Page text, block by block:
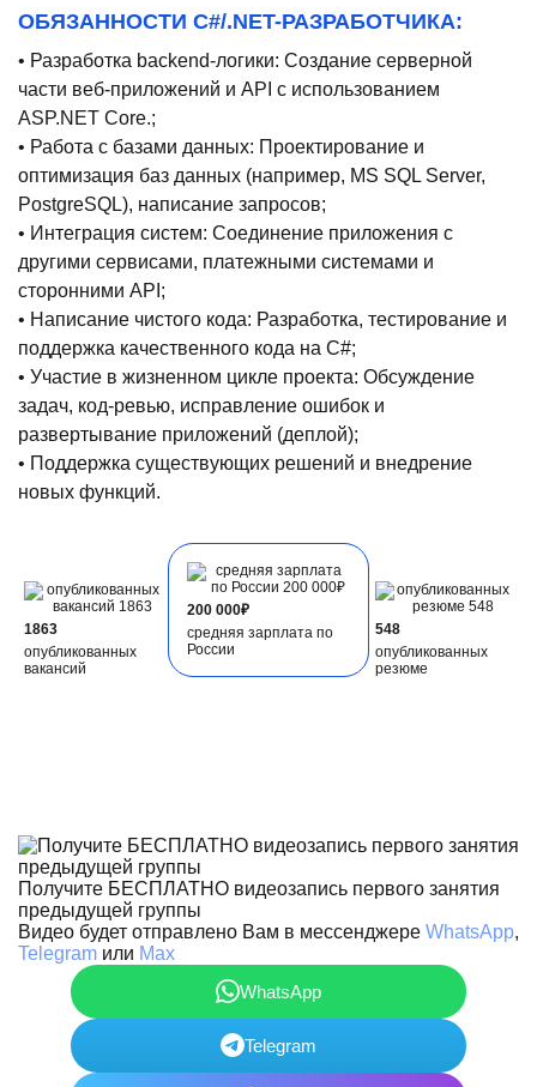
ОБЯЗАННОСТИ C#/.NET-РАЗРАБОТЧИКА:
• Разработка backend-логики: Создание серверной
части веб-приложений и API с использованием
ASP.NET Core.;
• Работа с базами данных: Проектирование и
оптимизация баз данных (например, MS SQL Server,
PostgreSQL), написание запросов;
• Интеграция систем: Соединение приложения с
другими сервисами, платежными системами и
сторонними API;
• Написание чистого кода: Разработка, тестирование и
поддержка качественного кода на C#;
• Участие в жизненном цикле проекта: Обсуждение
задач, код-ревью, исправление ошибок и
развертывание приложений (деплой);
• Поддержка существующих решений и внедрение
новых функций.
1863
опубликованных
вакансий
200 000₽
средняя зарплата по
России
548
опубликованных
резюме
Получите БЕСПЛАТНО видеозапись первого занятия
предыдущей группы
Видео будет отправлено Вам в мессенджере WhatsApp,
Telegram или Max
WhatsApp
Telegram